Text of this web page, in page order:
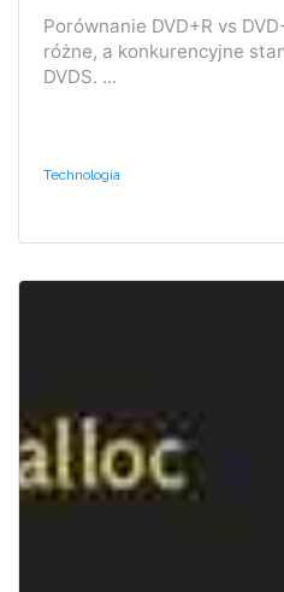
Porównanie DVD+R vs
różne, a konkurencyjne
DVDS. ...
Technologia